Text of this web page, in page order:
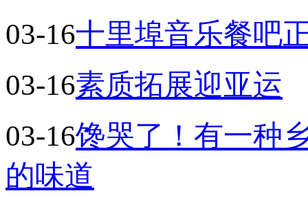
03-16十里埠音乐餐吧
03-16素质拓展迎亚运
03-16馋哭了！有一种
的味道